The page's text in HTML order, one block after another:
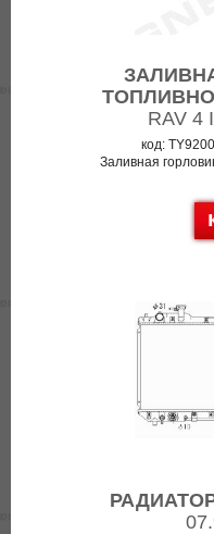
RAV 4
код:
Заливная